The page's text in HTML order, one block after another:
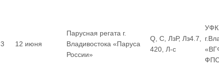
3 12 июня
Парусная регата г.
Владивостока «Паруса
России»
Q, С, ЛзР, Лз4.7,
420, Л-с